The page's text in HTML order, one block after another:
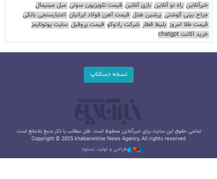
خبرآنلاین راه نو آنلاین بازی آنلاین قیمت تلویزیون سونی مبل مینیمال
جراح بینی گوشتی پرشین هتل قیمت آهن فولاد ایرانیان اعتبارسنجی بانکی
قیمت طلا امروز بلیط قطار شرکت رادوکو قیمت پروفیل سایت یوتوتایمز
خرید اکانت chatgpt
نسخه دسکتاپ
تمامی حقوق این سایت برای خبرآنلاین محفوظ است. نقل مطالب با ذکر منبع بلامانع است.
Copyright © 2025 khabaronline News Agancy, All rights reserved
طراحی و تولید: نستوه